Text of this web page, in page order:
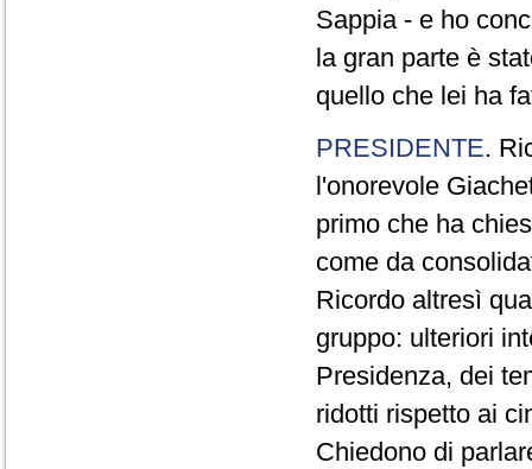
Sappia - e ho
la gran parte è
quello che lei ha
PRESIDENTE.
l'onorevole
primo che ha
come da
Ricordo altresì
gruppo: ulteriori
Presidenza, dei
ridotti rispetto ai
Chiedono di